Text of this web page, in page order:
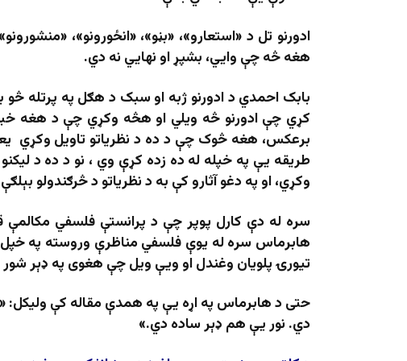
ادورنو تل د «استعارو»، «بڼو»، «انځورونو»،
هغه څه چې وایي، بشپړ او نهایي نه دي.
بابک احمدي د ادورنو ژبه او سبک د هګل په پرتله څو
کړي چې ادورنو څه ویلي او هڅه وکړي چې د هغه
برعکس، هغه څوک چې د ده د نظریاتو تاویل وکړي
طریقه یې په خپله له ده زده کړې وي ، نو د ده د
وکړي، او په دغو آثارو کې به د نظریاتو د څرګندولو
سره له دې کارل پوپر چې د پرانستې فلسفي مکالمې
تیورۍ پلویان وغندل او ویې ویل چې هغوی په ډېر
حتی د هابرماس په اړه یې په همدې مقاله کې
دي. نور یې هم ډېر ساده دي.»